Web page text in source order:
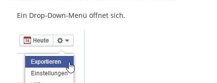
Ein Drop-Down-Menü öffnet sich.